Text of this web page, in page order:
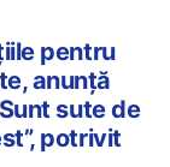
pentru
anunță
sute de
potrivit